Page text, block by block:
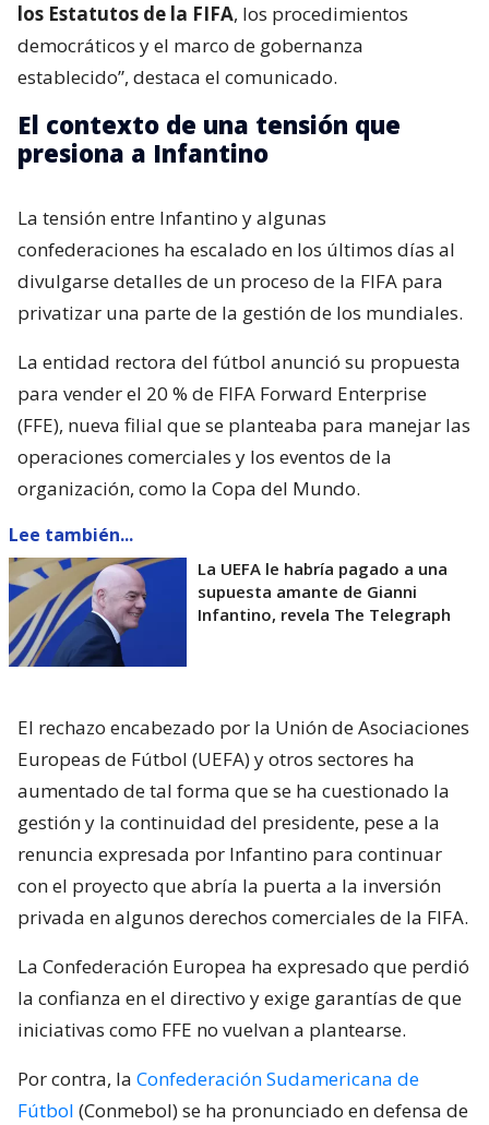
los Estatutos de la FIFA, los procedimientos
democráticos y el marco de gobernanza
establecido”, destaca el comunicado.
El contexto de una tensión que
presiona a Infantino
La tensión entre Infantino y algunas
confederaciones ha escalado en los últimos días al
divulgarse detalles de un proceso de la FIFA para
privatizar una parte de la gestión de los mundiales.
La entidad rectora del fútbol anunció su propuesta
para vender el 20 % de FIFA Forward Enterprise
(FFE), nueva filial que se planteaba para manejar las
operaciones comerciales y los eventos de la
organización, como la Copa del Mundo.
Lee también...
La UEFA le habría pagado a una
supuesta amante de Gianni
Infantino, revela The Telegraph
El rechazo encabezado por la Unión de Asociaciones
Europeas de Fútbol (UEFA) y otros sectores ha
aumentado de tal forma que se ha cuestionado la
gestión y la continuidad del presidente, pese a la
renuncia expresada por Infantino para continuar
con el proyecto que abría la puerta a la inversión
privada en algunos derechos comerciales de la FIFA.
La Confederación Europea ha expresado que perdió
la confianza en el directivo y exige garantías de que
iniciativas como FFE no vuelvan a plantearse.
Por contra, la Confederación Sudamericana de
Fútbol (Conmebol) se ha pronunciado en defensa de